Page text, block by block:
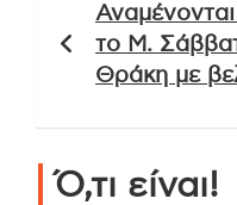
άρθρων
το Μ.
Θράκη με
Ό,τι είναι!